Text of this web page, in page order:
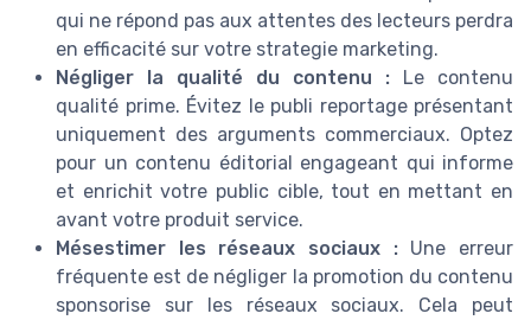
qui ne répond pas aux attentes des lecteurs perdra
en efficacité sur votre strategie marketing.
Négliger la qualité du contenu : Le contenu
qualité prime. Évitez le publi reportage présentant
uniquement des arguments commerciaux. Optez
pour un contenu éditorial engageant qui informe
et enrichit votre public cible, tout en mettant en
avant votre produit service.
Mésestimer les réseaux sociaux :Une erreur
fréquente est de négliger la promotion du contenu
sponsorise sur les réseaux sociaux. Cela peut